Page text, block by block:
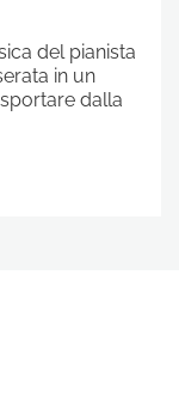
del pianista
in un
dalla